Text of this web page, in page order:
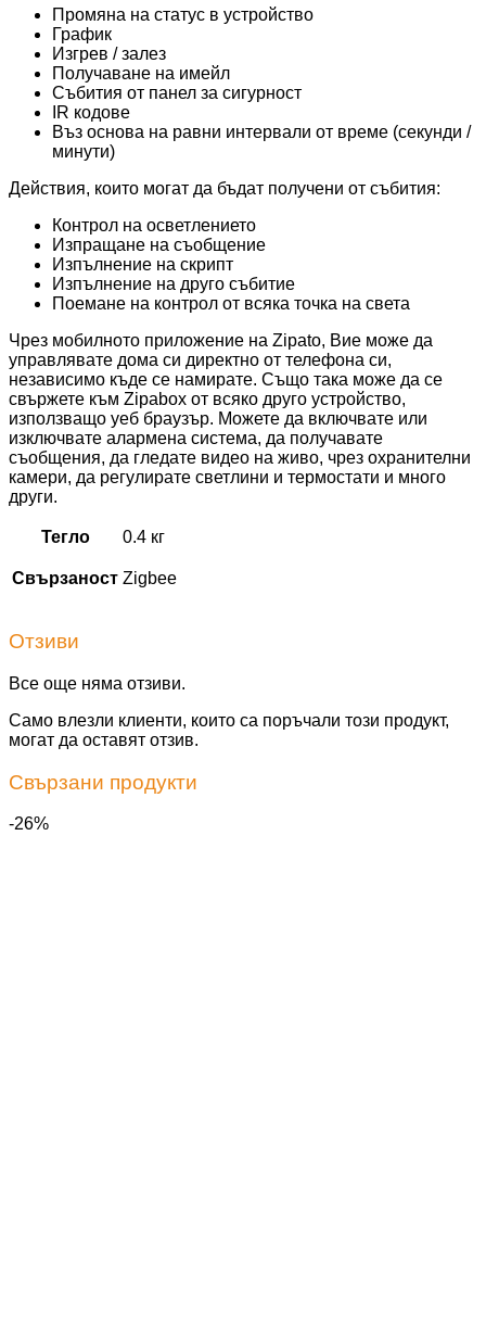
Промяна на статус в устройство
График
Изгрев / залез
Получаване на имейл
Събития от панел за сигурност
IR кодове
Въз основа на равни интервали от време (секунди /
минути)
Действия, които могат да бъдат получени от събития:
Контрол на осветлението
Изпращане на съобщение
Изпълнение на скрипт
Изпълнение на друго събитие
Поемане на контрол от всяка точка на света
Чрез мобилното приложение на Zipato, Вие може да
управлявате дома си директно от телефона си,
независимо къде се намирате. Също така може да се
свържете към Zipabox от всяко друго устройство,
използващо уеб браузър. Можете да включвате или
изключвате алармена система, да получавате
съобщения, да гледате видео на живо, чрез охранителни
камери, да регулирате светлини и термостати и много
други.
Тегло 0.4 кг
Свързаност Zigbee
Отзиви
Все още няма отзиви.
Само влезли клиенти, които са поръчали този продукт,
могат да оставят отзив.
Свързани продукти
-26%